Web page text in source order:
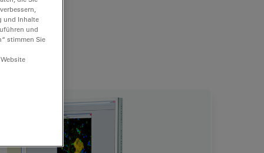
und Inhalte
und
stimmen Sie